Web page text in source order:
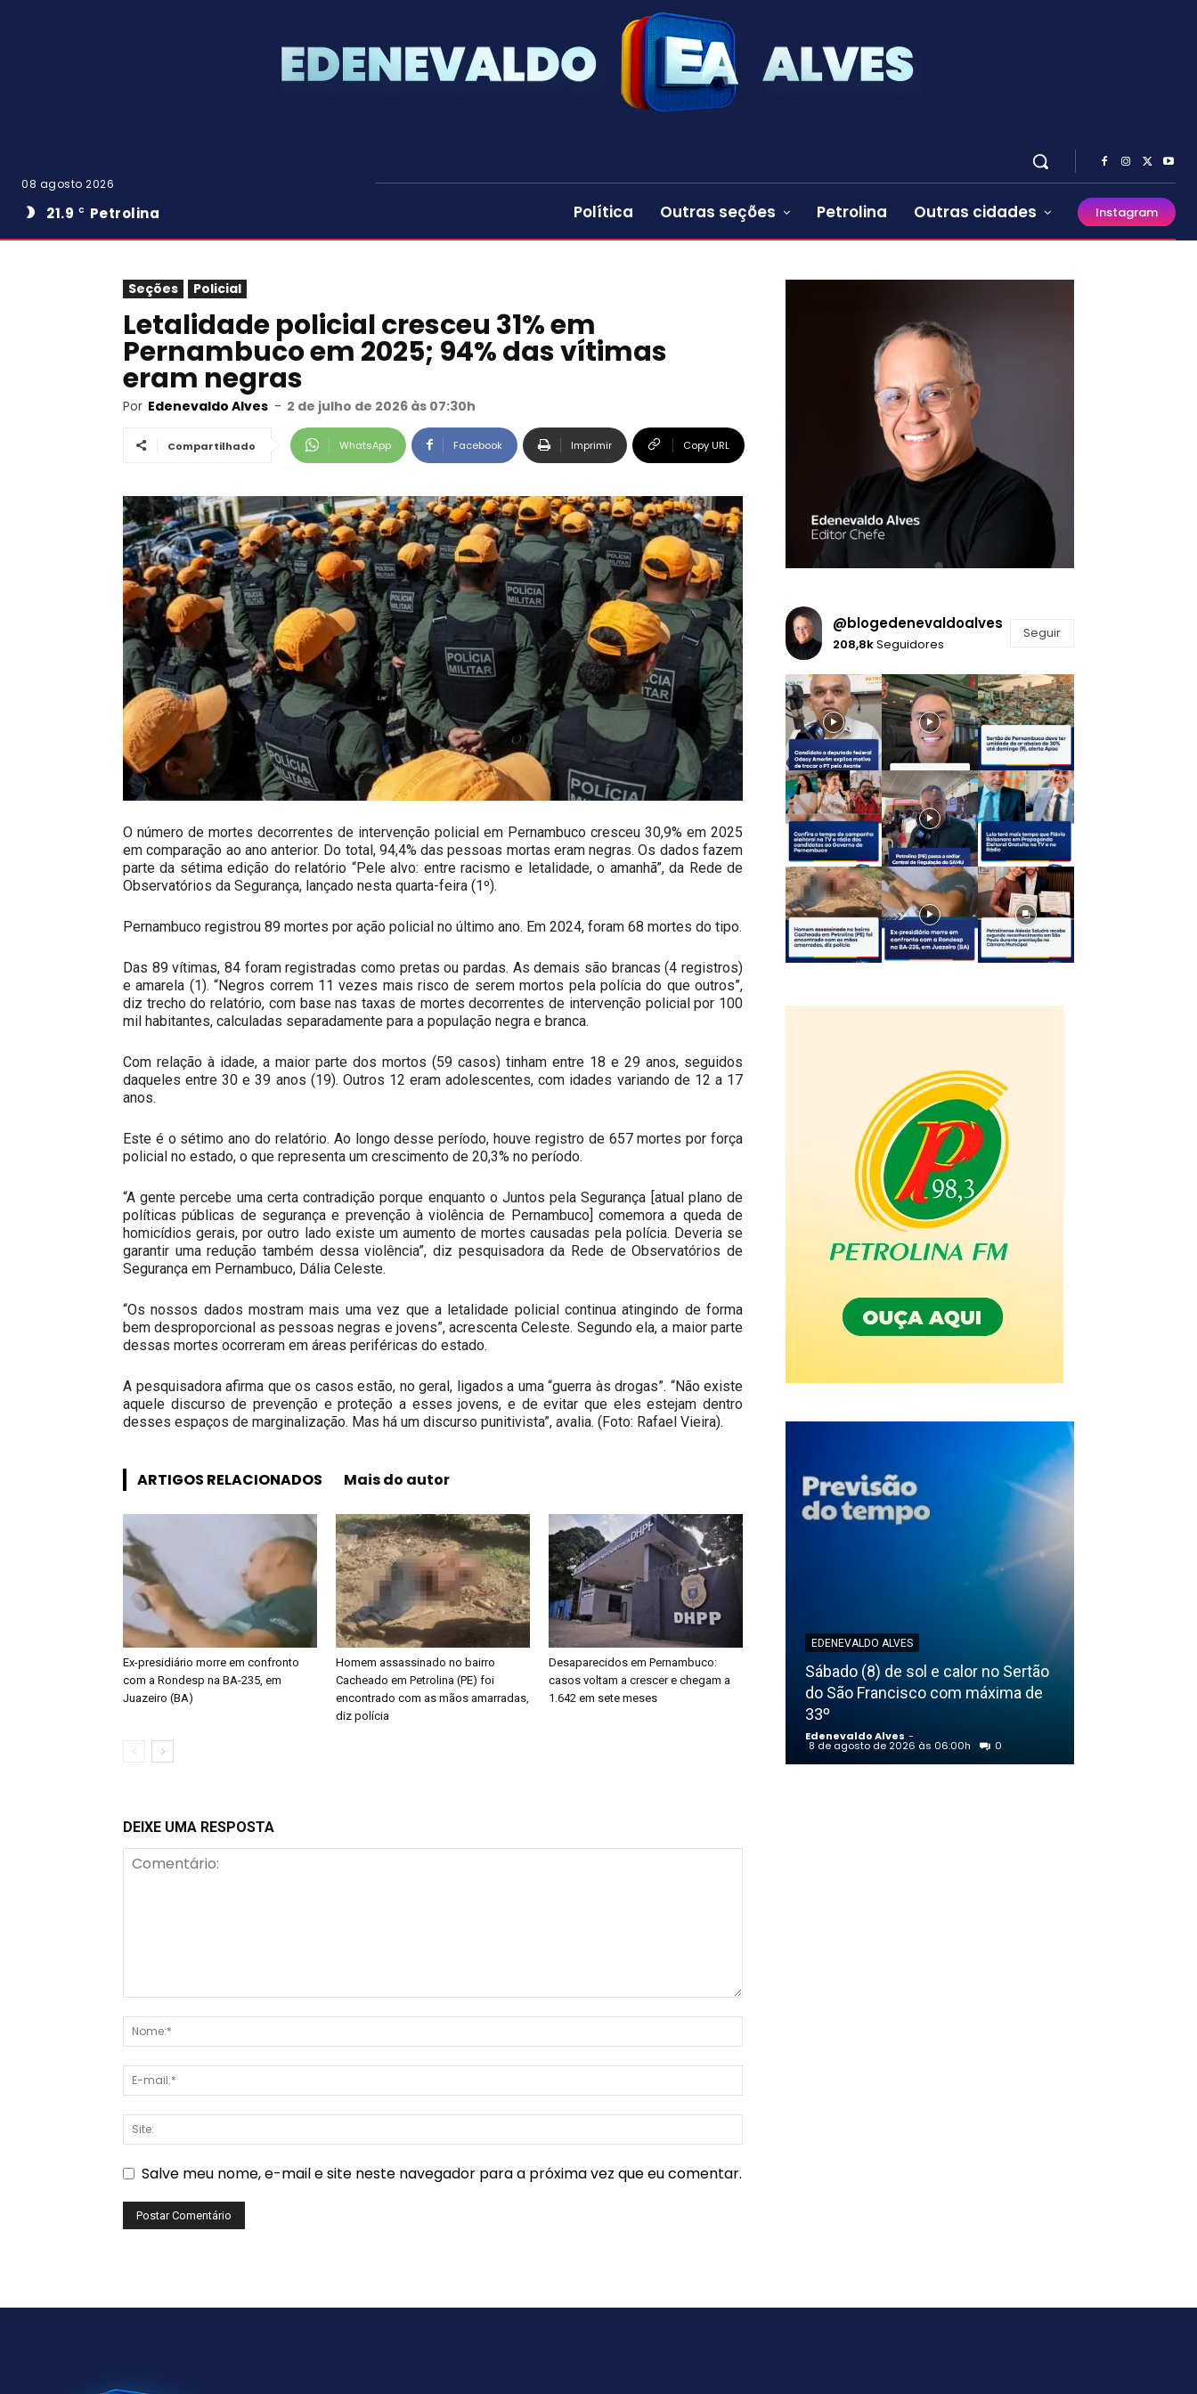
08 agosto 2026
21.9 C Petrolina Política Outras seções Petrolina Outras cidades Instagram
Seções Policial
Letalidade policial cresceu 31% em
Pernambuco em 2025; 94% das vítimas
eram negras
Por Edenevaldo Alves - 2 de julho de 2026 às 07:30h
Compartilhado WhatsApp Facebook Imprimir Copy URL
O número de mortes decorrentes de intervenção policial em Pernambuco cresceu 30,9% em 2025
em comparação ao ano anterior. Do total, 94,4% das pessoas mortas eram negras. Os dados fazem
parte da sétima edição do relatório “Pele alvo: entre racismo e letalidade, o amanhã”, da Rede de
Observatórios da Segurança, lançado nesta quarta-feira (1º).
Pernambuco registrou 89 mortes por ação policial no último ano. Em 2024, foram 68 mortes do tipo.
Das 89 vítimas, 84 foram registradas como pretas ou pardas. As demais são brancas (4 registros)
e amarela (1). “Negros correm 11 vezes mais risco de serem mortos pela polícia do que outros”,
diz trecho do relatório, com base nas taxas de mortes decorrentes de intervenção policial por 100
mil habitantes, calculadas separadamente para a população negra e branca.
Com relação à idade, a maior parte dos mortos (59 casos) tinham entre 18 e 29 anos, seguidos
daqueles entre 30 e 39 anos (19). Outros 12 eram adolescentes, com idades variando de 12 a 17
anos.
Este é o sétimo ano do relatório. Ao longo desse período, houve registro de 657 mortes por força
policial no estado, o que representa um crescimento de 20,3% no período.
“A gente percebe uma certa contradição porque enquanto o Juntos pela Segurança [atual plano de
políticas públicas de segurança e prevenção à violência de Pernambuco] comemora a queda de
homicídios gerais, por outro lado existe um aumento de mortes causadas pela polícia. Deveria se
garantir uma redução também dessa violência”, diz pesquisadora da Rede de Observatórios de
Segurança em Pernambuco, Dália Celeste.
“Os nossos dados mostram mais uma vez que a letalidade policial continua atingindo de forma
bem desproporcional as pessoas negras e jovens”, acrescenta Celeste. Segundo ela, a maior parte
dessas mortes ocorreram em áreas periféricas do estado.
A pesquisadora afirma que os casos estão, no geral, ligados a uma “guerra às drogas”. “Não existe
aquele discurso de prevenção e proteção a esses jovens, e de evitar que eles estejam dentro
desses espaços de marginalização. Mas há um discurso punitivista”, avalia. (Foto: Rafael Vieira).
ARTIGOS RELACIONADOS Mais do autor
Ex-presidiário morre em confronto
com a Rondesp na BA-235, em
Juazeiro (BA)
Homem assassinado no bairro
Cacheado em Petrolina (PE) foi
encontrado com as mãos amarradas,
diz polícia
Desaparecidos em Pernambuco:
casos voltam a crescer e chegam a
1.642 em sete meses
DEIXE UMA RESPOSTA
Salve meu nome, e-mail e site neste navegador para a próxima vez que eu comentar.
@blogedenevaldoalves
208,8kSeguidores
Seguir
EDENEVALDO ALVES
Sábado (8) de sol e calor no Sertão
do São Francisco com máxima de
33º
Edenevaldo Alves -
8 de agosto de 2026 às 06:00h 0